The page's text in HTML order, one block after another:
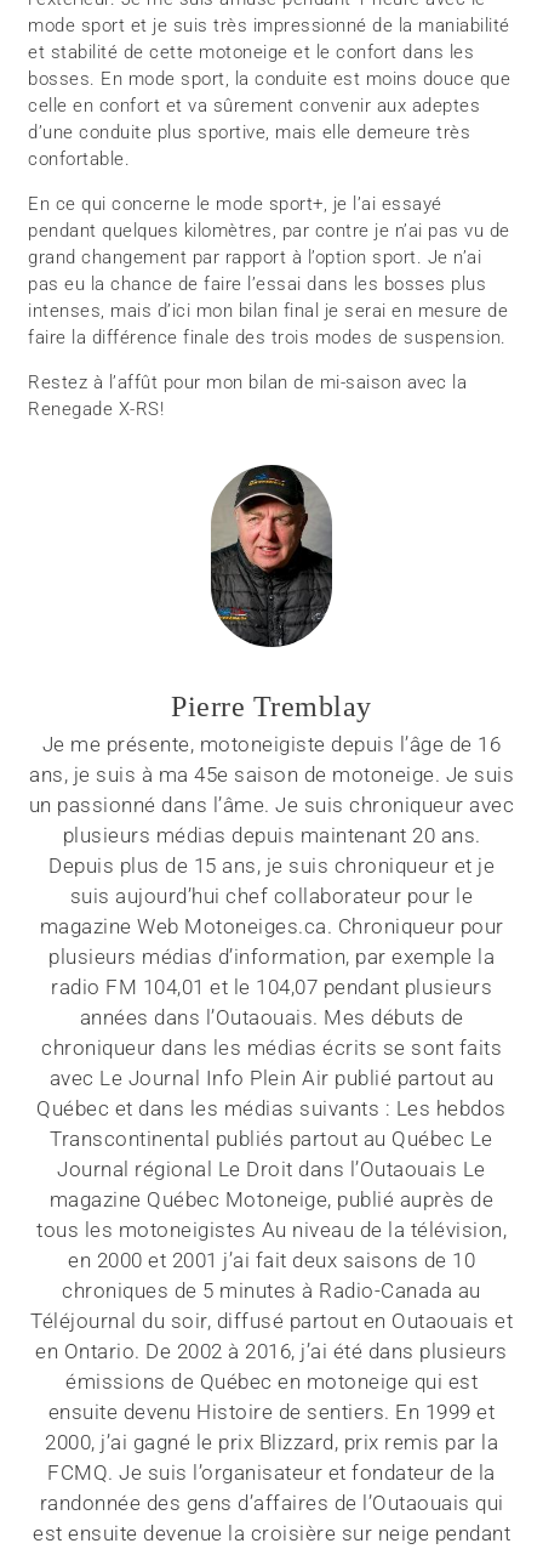
mode sport et je suis très impressionné de la maniabilité
et stabilité de cette motoneige et le confort dans les
bosses. En mode sport, la conduite est moins douce que
celle en confort et va sûrement convenir aux adeptes
d’une conduite plus sportive, mais elle demeure très
confortable.
En ce qui concerne le mode sport+, je l’ai essayé
pendant quelques kilomètres, par contre je n’ai pas vu de
grand changement par rapport à l’option sport. Je n’ai
pas eu la chance de faire l’essai dans les bosses plus
intenses, mais d’ici mon bilan final je serai en mesure de
faire la différence finale des trois modes de suspension.
Restez à l’affût pour mon bilan de mi-saison avec la
Renegade X-RS!
Pierre Tremblay
Je me présente, motoneigiste depuis l’âge de 16
ans, je suis à ma 45e saison de motoneige. Je suis
un passionné dans l’âme. Je suis chroniqueur avec
plusieurs médias depuis maintenant 20 ans.
Depuis plus de 15 ans, je suis chroniqueur et je
suis aujourd’hui chef collaborateur pour le
magazine Web Motoneiges.ca. Chroniqueur pour
plusieurs médias d’information, par exemple la
radio FM 104,01 et le 104,07 pendant plusieurs
années dans l’Outaouais. Mes débuts de
chroniqueur dans les médias écrits se sont faits
avec Le Journal Info Plein Air publié partout au
Québec et dans les médias suivants : Les hebdos
Transcontinental publiés partout au Québec Le
Journal régional Le Droit dans l’Outaouais Le
magazine Québec Motoneige, publié auprès de
tous les motoneigistes Au niveau de la télévision,
en 2000 et 2001 j’ai fait deux saisons de 10
chroniques de 5 minutes à Radio-Canada au
Téléjournal du soir, diffusé partout en Outaouais et
en Ontario. De 2002 à 2016, j’ai été dans plusieurs
émissions de Québec en motoneige qui est
ensuite devenu Histoire de sentiers. En 1999 et
2000, j’ai gagné le prix Blizzard, prix remis par la
FCMQ. Je suis l’organisateur et fondateur de la
randonnée des gens d’affaires de l’Outaouais qui
est ensuite devenue la croisière sur neige pendant